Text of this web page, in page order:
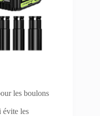
les boulons
évite les